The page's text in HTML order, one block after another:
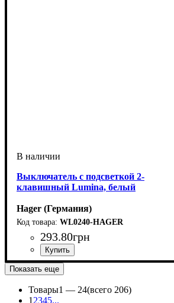
Выключатель с подсветкой 2-
клавишный Lumina, белый
Hager (Германия)
WL0240-HAGER
293.80грн
Тип электрофурнитуры: Выключатели
Количество кнопок выключателя:
Двухклавишные
Подсветка: Выключатели с подсветкой
Серия: Lumina
Цвет: Белый
Показать еще
Товары1 — 24(всего 206)
1 2345...